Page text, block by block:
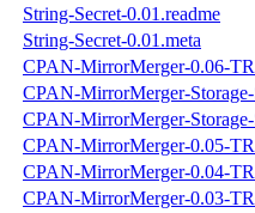
String-Secret-0.01.readme
String-Secret-0.01.meta
CPAN-MirrorMerger-0.06-
CPAN-MirrorMerger-
CPAN-MirrorMerger-
CPAN-MirrorMerger-0.05-
CPAN-MirrorMerger-0.04-
CPAN-MirrorMerger-0.03-